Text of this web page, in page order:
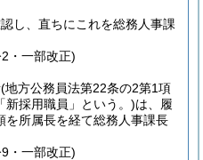
し、直ちにこれを総務人事課
・一部改正)
(地方公務員法第22条の2第1項
新採用職員」という。)は、履
を所属長を経て総務人事課長
・一部改正)